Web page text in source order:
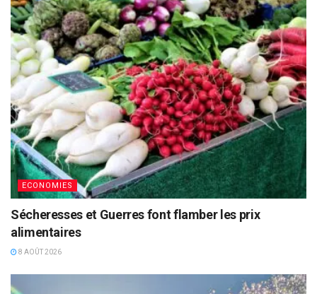
ECONOMIES
Sécheresses et Guerres font flamber les prix
alimentaires
8 AOÛT 2026